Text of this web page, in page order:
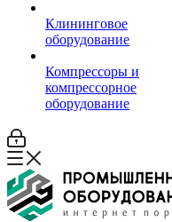
Клининговое
оборудование
Компрессоры и
компрессорное
оборудование